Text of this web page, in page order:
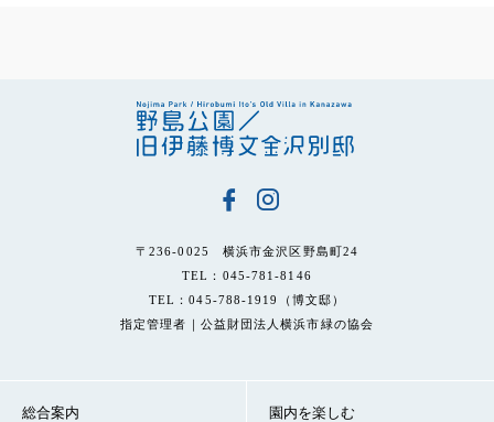
〒236-0025 横浜市金沢区野島町24
TEL：045-781-8146
TEL：045-788-1919（博文邸）
指定管理者｜公益財団法人横浜市緑の協会
総合案内 園内を楽しむ